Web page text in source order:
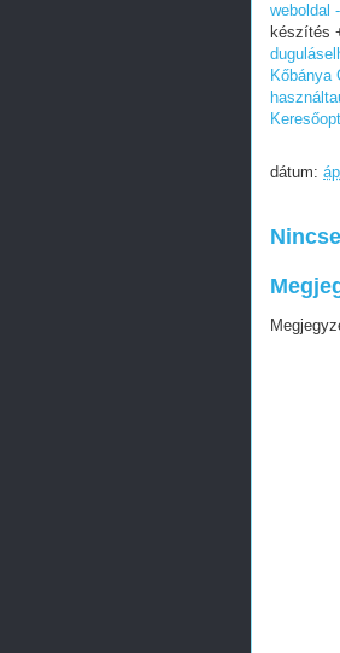
weboldal
készítés
Kőbánya
dátum: